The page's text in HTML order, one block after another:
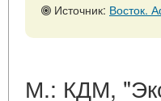
Источник: Восток.
М.: КДМ,